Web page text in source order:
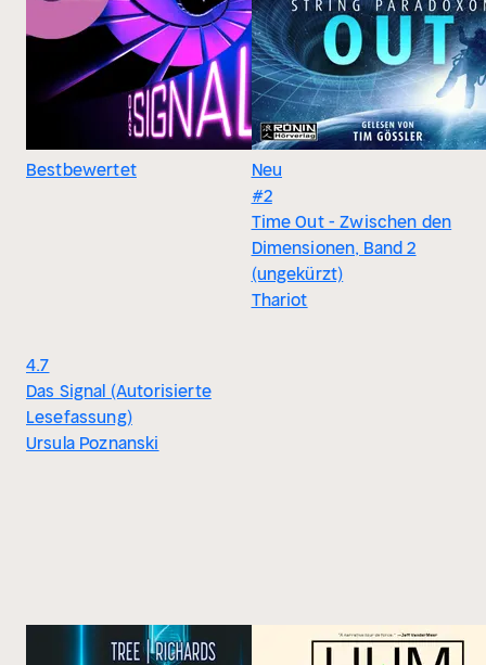
Bestbewertet
4.7
Das Signal (Autorisierte
Lesefassung)
Ursula Poznanski
Neu
#2
Time Out - Zwischen den
Dimensionen, Band 2
(ungekürzt)
Thariot